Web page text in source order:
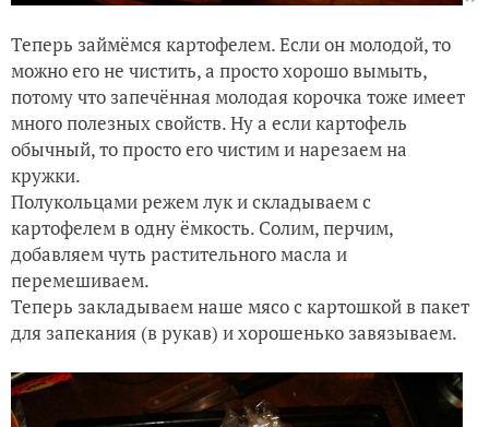
Теперь займёмся картофелем. Если он молодой, то
можно его не чистить, а просто хорошо вымыть,
потому что запечённая молодая корочка тоже имеет
много полезных свойств. Ну а если картофель
обычный, то просто его чистим и нарезаем на
кружки.
Полукольцами режем лук и складываем с
картофелем в одну ёмкость. Солим, перчим,
добавляем чуть растительного масла и
перемешиваем.
Теперь закладываем наше мясо с картошкой в пакет
для запекания (в рукав) и хорошенько завязываем.